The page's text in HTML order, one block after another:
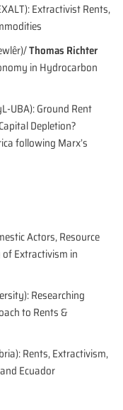
Extractivist Rents,
Thomas Richter
in Hydrocarbon
UBA): Ground Rent
Depletion?
following Marx’s
Actors, Resource
Extractivism in
Researching
to Rents &
Rents, Extractivism,
Ecuador